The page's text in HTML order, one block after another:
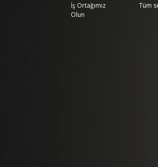
İş Ortağımız
Olun
Tüm